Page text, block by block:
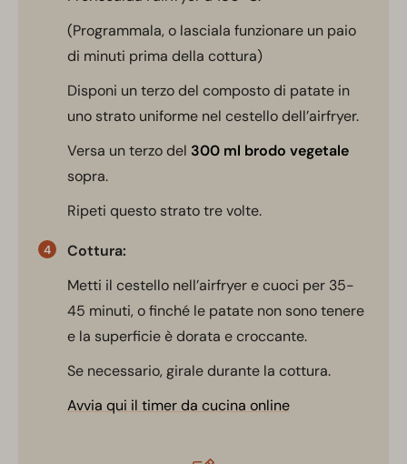
(Programmala, o lasciala funzionare un paio
di minuti prima della cottura)
Disponi un terzo del composto di patate in
uno strato uniforme nel cestello dell’airfryer.
Versa un terzo del 300 ml brodo vegetale
sopra.
Ripeti questo strato tre volte.
Cottura:
Metti il cestello nell’airfryer e cuoci per 35-
45 minuti, o finché le patate non sono tenere
e la superficie è dorata e croccante.
Se necessario, girale durante la cottura.
Avvia qui il timer da cucina online